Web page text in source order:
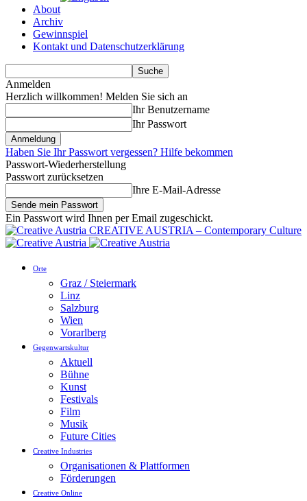
About
Archiv
Gewinnspiel
Kontakt und Datenschutzerklärung
Anmelden
Herzlich willkommen! Melden Sie sich an
Ihr Benutzername
Ihr Passwort
Haben Sie Ihr Passwort vergessen? Hilfe bekommen
Passwort-Wiederherstellung
Passwort zurücksetzen
Ihre E-Mail-Adresse
Ein Passwort wird Ihnen per Email zugeschickt.
CREATIVE AUSTRIA – Contemporary Culture
Orte
Graz / Steiermark
Linz
Salzburg
Wien
Vorarlberg
Gegenwartskultur
Aktuell
Bühne
Kunst
Festivals
Film
Musik
Future Cities
Creative Industries
Organisationen & Plattformen
Förderungen
Creative Online